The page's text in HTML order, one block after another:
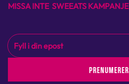
MISSA INTE SWEEATS